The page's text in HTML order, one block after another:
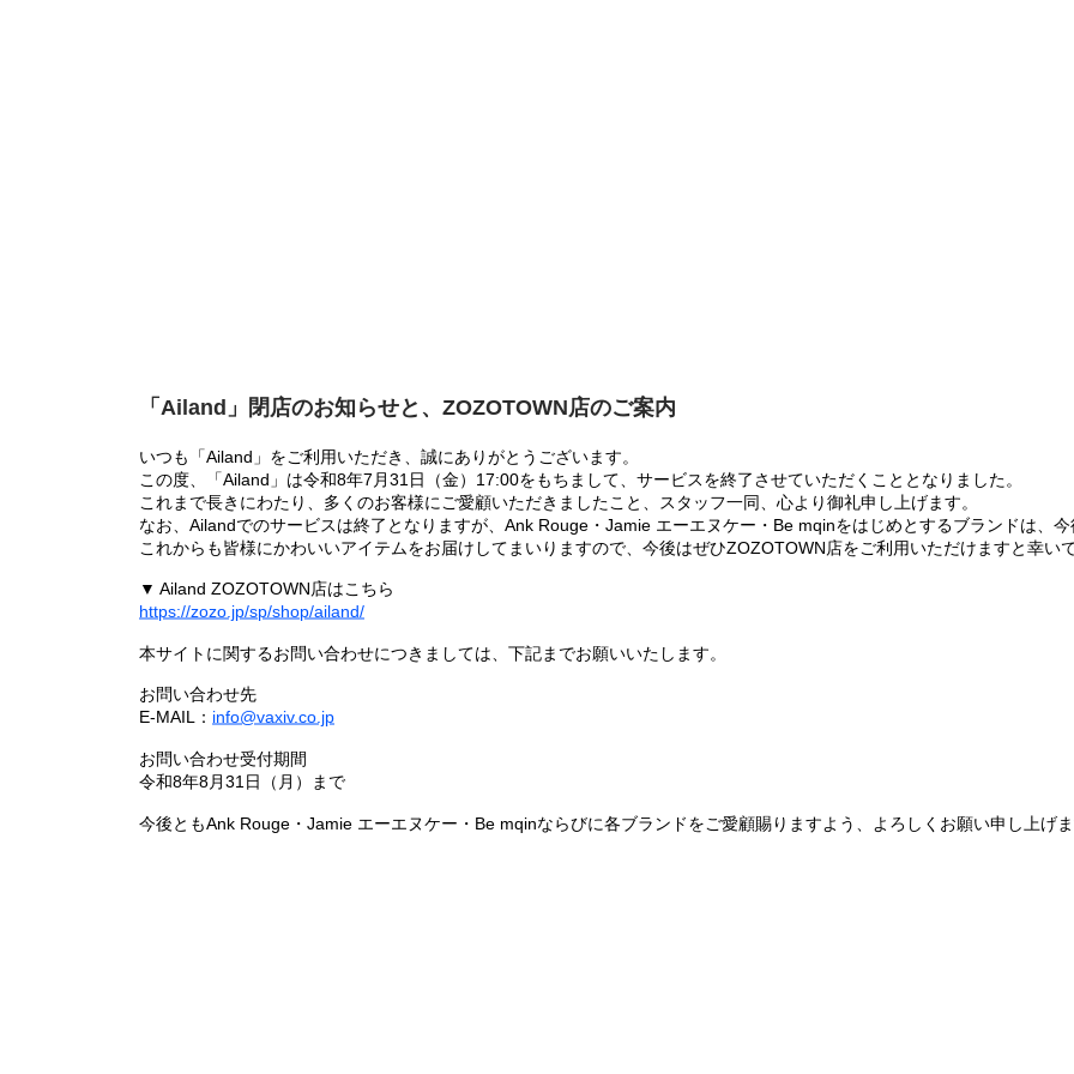
「Ailand」閉店のお知らせと、ZOZOTOWN店のご案内
いつも「Ailand」をご利用いただき、誠にありがとうございます。
この度、「Ailand」は令和8年7月31日（金）17:00をもちまして、サービスを終了させていただくこととなりました。
これまで長きにわたり、多くのお客様にご愛顧いただきましたこと、スタッフ一同、心より御礼申し上げます。
なお、Ailandでのサービスは終了となりますが、Ank Rouge・Jamie エーエヌケー・Be mqinをはじめとするブランドは、
これからも皆様にかわいいアイテムをお届けしてまいりますので、今後はぜひZOZOTOWN店をご利用いただけますと幸いで
▼ Ailand ZOZOTOWN店はこちら
https://zozo.jp/sp/shop/ailand/
本サイトに関するお問い合わせにつきましては、下記までお願いいたします。
お問い合わせ先
E-MAIL： info@vaxiv.co.jp
お問い合わせ受付期間
令和8年8月31日（月）まで
今後ともAnk Rouge・Jamie エーエヌケー・Be mqinならびに各ブランドをご愛顧賜りますよう、よろしくお願い申し上げま